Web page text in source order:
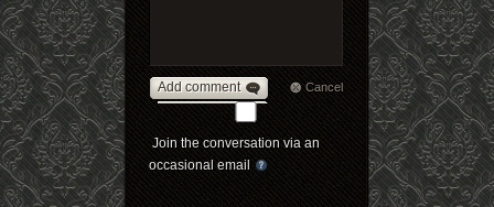
Add comment Cancel
Join the conversation via an
occasional email